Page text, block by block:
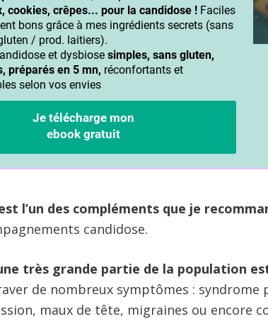
l’un des compléments que je
candidose.
très grande partie de la population
de nombreux symptômes : syndrome
maux de tête, migraines ou encore